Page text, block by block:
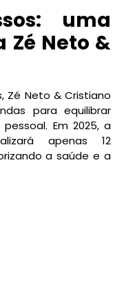
uma
Zé Neto &
Zé Neto & Cristiano
para equilibrar
Em 2025, a
apenas 12
a saúde e a